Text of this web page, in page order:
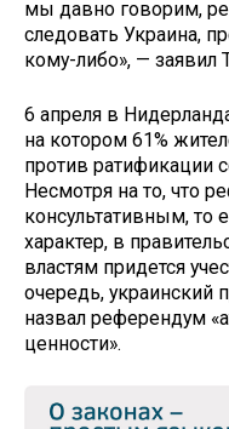
мы давно говорим,
следовать Украина,
кому-либо», — заявил
6 апреля в
на котором 61%
против ратификации
Несмотря на то, что
консультативным, то
характер, в
властям придется
очередь, украинский
назвал референдум
ценности».